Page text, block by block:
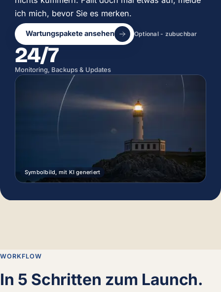
ich mich, bevor Sie es merken.
Wartungspakete ansehen Optional - zubuchbar
24/7
Monitoring, Backups & Updates
Symbolbild, mit KI generiert
WORKFLOW
In 5 Schritten zum Launch.